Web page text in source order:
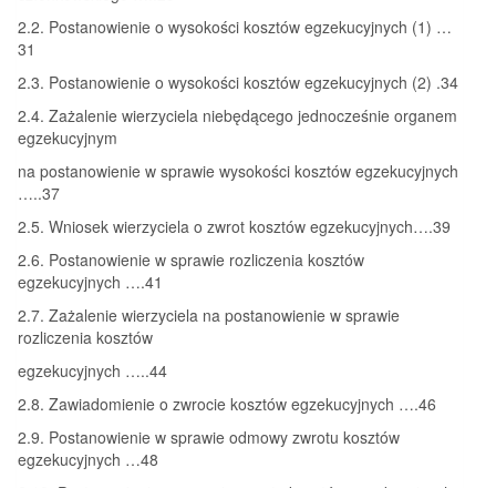
2.2. Postanowienie o wysokości kosztów egzekucyjnych (1) …
31
2.3. Postanowienie o wysokości kosztów egzekucyjnych (2) .34
2.4. Zażalenie wierzyciela niebędącego jednocześnie organem
egzekucyjnym
na postanowienie w sprawie wysokości kosztów egzekucyjnych
…..37
2.5. Wniosek wierzyciela o zwrot kosztów egzekucyjnych….39
2.6. Postanowienie w sprawie rozliczenia kosztów
egzekucyjnych ….41
2.7. Zażalenie wierzyciela na postanowienie w sprawie
rozliczenia kosztów
egzekucyjnych …..44
2.8. Zawiadomienie o zwrocie kosztów egzekucyjnych ….46
2.9. Postanowienie w sprawie odmowy zwrotu kosztów
egzekucyjnych …48